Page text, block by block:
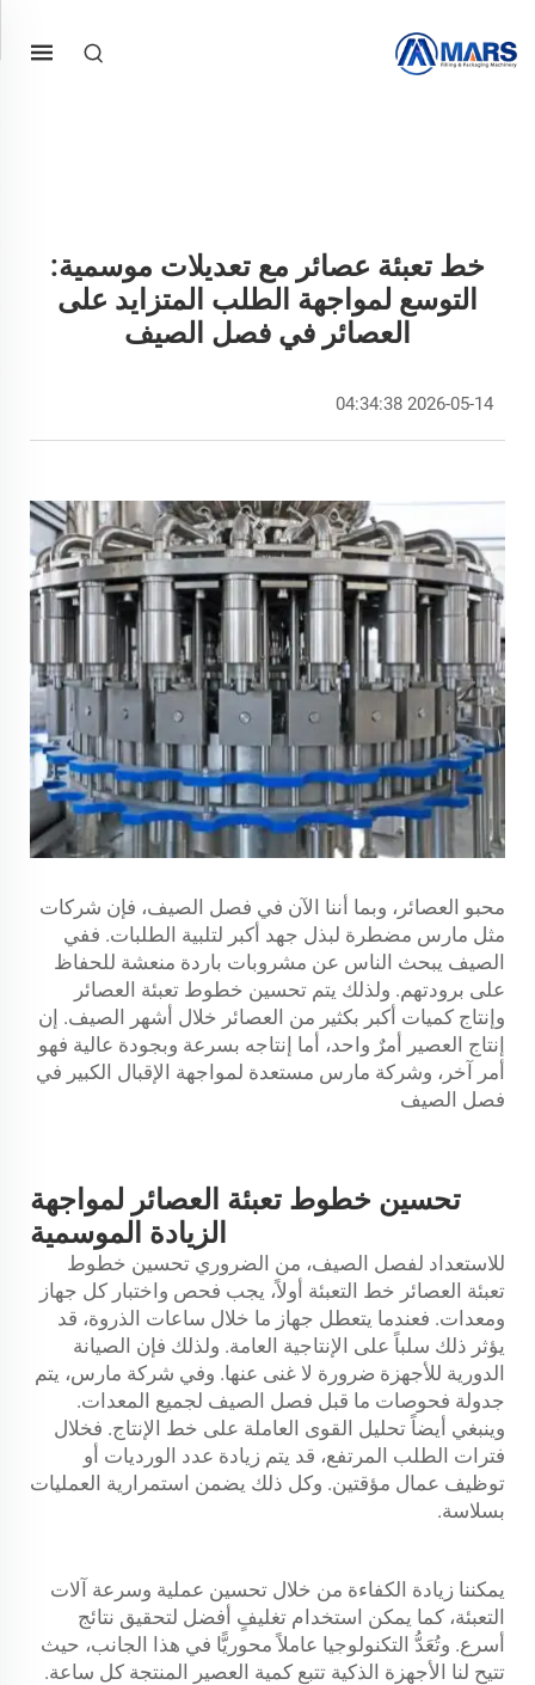
خط تعبئة عصائر مع تعديلات موسمية:
التوسع لمواجهة الطلب المتزايد على
العصائر في فصل الصيف
2026-05-14 04:34:38
محبو العصائر، وبما أننا الآن في فصل الصيف، فإن شركات
مثل مارس مضطرة لبذل جهد أكبر لتلبية الطلبات. ففي
الصيف يبحث الناس عن مشروبات باردة منعشة للحفاظ
على برودتهم. ولذلك يتم تحسين خطوط تعبئة العصائر
وإنتاج كميات أكبر بكثير من العصائر خلال أشهر الصيف. إن
إنتاج العصير أمرٌ واحد، أما إنتاجه بسرعة وبجودة عالية فهو
أمر آخر، وشركة مارس مستعدة لمواجهة الإقبال الكبير في
فصل الصيف
تحسين خطوط تعبئة العصائر لمواجهة
الزيادة الموسمية
للاستعداد لفصل الصيف، من الضروري تحسين خطوط
تعبئة العصائر خط التعبئة أولاً، يجب فحص واختبار كل جهاز
ومعدات. فعندما يتعطل جهاز ما خلال ساعات الذروة، قد
يؤثر ذلك سلباً على الإنتاجية العامة. ولذلك فإن الصيانة
الدورية للأجهزة ضرورة لا غنى عنها. وفي شركة مارس، يتم
جدولة فحوصات ما قبل فصل الصيف لجميع المعدات.
وينبغي أيضاً تحليل القوى العاملة على خط الإنتاج. فخلال
فترات الطلب المرتفع، قد يتم زيادة عدد الورديات أو
توظيف عمال مؤقتين. وكل ذلك يضمن استمرارية العمليات
بسلاسة.
يمكننا زيادة الكفاءة من خلال تحسين عملية وسرعة آلات
التعبئة، كما يمكن استخدام تغليفٍ أفضل لتحقيق نتائج
أسرع. وتُعَدُّ التكنولوجيا عاملاً محوريًّا في هذا الجانب، حيث
تتيح لنا الأجهزة الذكية تتبع كمية العصير المنتجة كل ساعة.